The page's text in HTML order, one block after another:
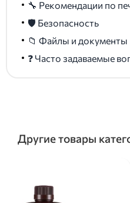
🔧 Рекомендации по
🛡️ Безопасность
📁 Файлы и документы
❓ Часто задаваемые
Другие товары